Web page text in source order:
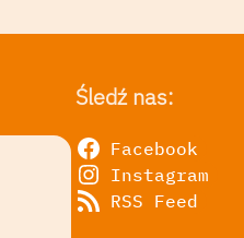
Śledź nas:
Facebook
Instagram
RSS Feed